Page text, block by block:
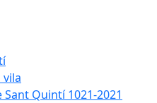
vila
Sant Quintí 1021-2021